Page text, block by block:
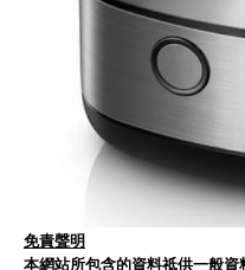
免責聲明